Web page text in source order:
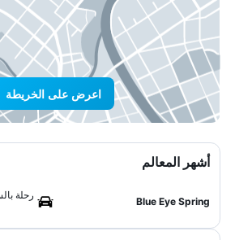
اعرض على الخريطة
أشهر المعالم
Blue Eye Spring
رحلة